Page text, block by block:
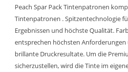
Peach Spar Pack Tintenpatronen
Tintenpatronen . Spitzentechnologie
Ergebnissen und höchste Qualität.
entsprechen höchsten Anforderungen
brillante Druckresultate. Um die
sicherzustellen, wird die Tinte im